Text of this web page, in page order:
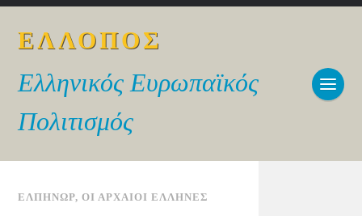
ΕΛΛΟΠΟΣ
Ελληνικός Ευρωπαϊκός
Πολιτισμός
ΕΛΠΗΝΩΡ,ΟΙ ΑΡΧΑΙΟΙ ΕΛΛΗΝΕΣ